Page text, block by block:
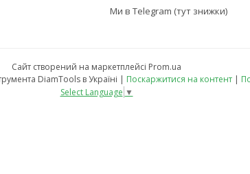
Ми в Telegram (тут знижки)
Сайт створений на маркетплейсі Prom.ua
Магазин професійного алмазного інструмента DiamTools в Україні | Поскаржитися на контент |
Select Language ▼